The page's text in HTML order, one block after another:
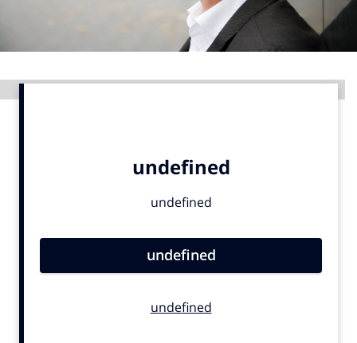
Vacatures
Campagnes